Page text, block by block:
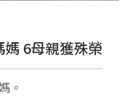
6母親獲殊榮
。